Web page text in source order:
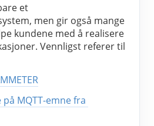
et
men gir også mange
kundene med å realisere
Vennligst referer til
MQTT-emne fra